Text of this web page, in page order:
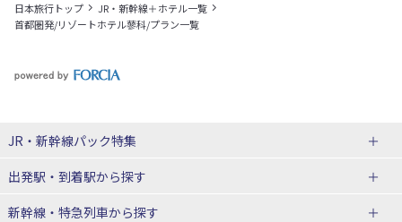
日本旅行トップ
JR・新幹線＋ホテル一覧
首都圏発/リゾートホテル蓼科/プラン一覧
JR・新幹線パック特集
JR・新幹線＋ホテルパック
出張パック
出発駅・到着駅から探す
秋田⇔東京 新幹線パック
新幹線・特急列車から探す